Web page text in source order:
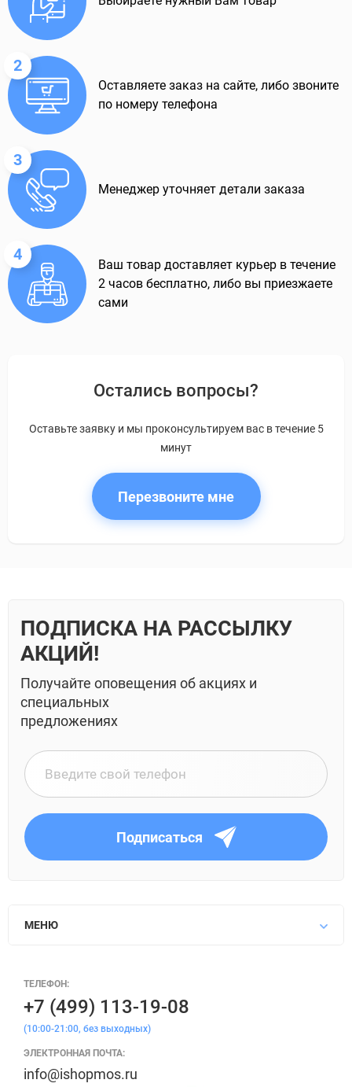
2
Оставляете заказ на сайте, либо звоните
по номеру телефона
3
Менеджер уточняет детали заказа
4
Ваш товар доставляет курьер в течение
2 часов бесплатно, либо вы приезжаете
сами
Остались вопросы?
Оставьте заявку и мы проконсультируем вас в течение 5
минут
Перезвоните мне
ПОДПИСКА НА РАССЫЛКУ
АКЦИЙ!
Получайте оповещения об акциях и
специальных
предложениях
Подписаться
МЕНЮ
ТЕЛЕФОН:
+7 (499) 113-19-08
(10:00-21:00, без выходных)
ЭЛЕКТРОННАЯ ПОЧТА:
info@ishopmos.ru